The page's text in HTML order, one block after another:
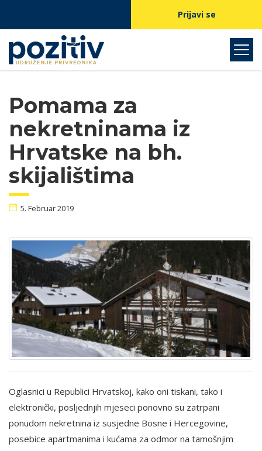
Prijavi se
Pomama za
nekretninama iz
Hrvatske na bh.
skijalištima
5. Februar 2019
Oglasnici u Republici Hrvatskoj, kako oni tiskani, tako i
elektronički, posljednjih mjeseci ponovno su zatrpani
ponudom nekretnina iz susjedne Bosne i Hercegovine,
posebice apartmanima i kućama za odmor na tamošnjim